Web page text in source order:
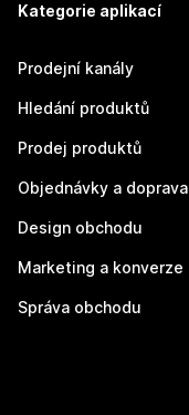
Kategorie aplikací
Prodejní kanály
Hledání produktů
Prodej produktů
Objednávky a doprava
Design obchodu
Marketing a konverze
Správa obchodu